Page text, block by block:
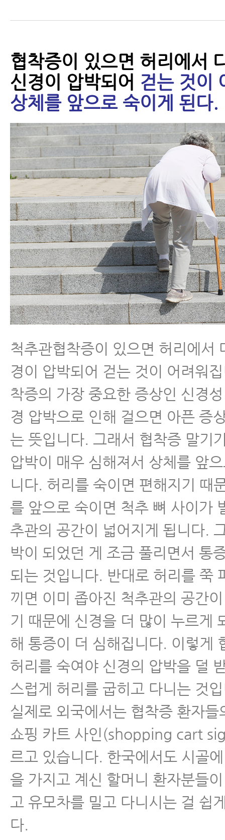
- 척추협착증에 좋은 운동- 걷기
- 척추관협착증 걷기 운동에 대해
가지
- 척추협착증 운동, 걷기 운동을
환자들이 많습니다 - 걷기 운동 제
- 허리협착증에좋은운동 5가지와
- 척추협착증 허리, 다리 근력 운
- 척추협착증운동-거꾸리운동
- 척추관협착증 반드시 피해야 할
- 협착증에 맥켄지 운동 하면 안 되
- 허리협착증이 아니라 디스크라
- 허리디스크협착증
- 척추협착증 비수술치료 원리
- 척추협착증치료 후 허리펴짐
- 척추협착증 MRI와 임상증상
- 척추협착증 생활수칙 10가지
- 척추협착증 허리디스크 차이점
- 척추협착증수술 후 인접분절질환
- 척추협착증수술 부작용-척추수
- 척추협착증 한방치료 비용, 비싸
- 협착증 치료, 이런 분들일수록
좋다
- 협착증이 아닌 디스크 환자가 협
하는 경우가 많이 늘고 있다
- 협착증 한방치료로 신경압박이
이는 증거가 있습니다
- 척추협착증 한방치료비용과 실
는 법
협착증이 있으면 허리에서
신경이 압박되어 걷는 것이
상체를 앞으로 숙이게 된다.
척추관협착증이 있으면 허리에서
경이 압박되어 걷는 것이 어려워
착증의 가장 중요한 증상인 신경
경 압박으로 인해 걸으면 아픈 증
는 뜻입니다. 그래서 협착증 말기
압박이 매우 심해져서 상체를 앞
니다. 허리를 숙이면 편해지기 때
를 앞으로 숙이면 척추 뼈 사이가
추관의 공간이 넓어지게 됩니다.
박이 되었던 게 조금 풀리면서 통
되는 것입니다. 반대로 허리를 쭉
끼면 이미 좁아진 척추관의 공간
기 때문에 신경을 더 많이 누르게
해 통증이 더 심해집니다. 이렇게
허리를 숙여야 신경의 압박을 덜
스럽게 허리를 굽히고 다니는 것
실제로 외국에서는 협착증 환자들
쇼핑 카트 사인(shopping cart
르고 있습니다. 한국에서도 시골
을 가지고 계신 할머니 환자분들
고 유모차를 밀고 다니시는 걸 쉽
다.